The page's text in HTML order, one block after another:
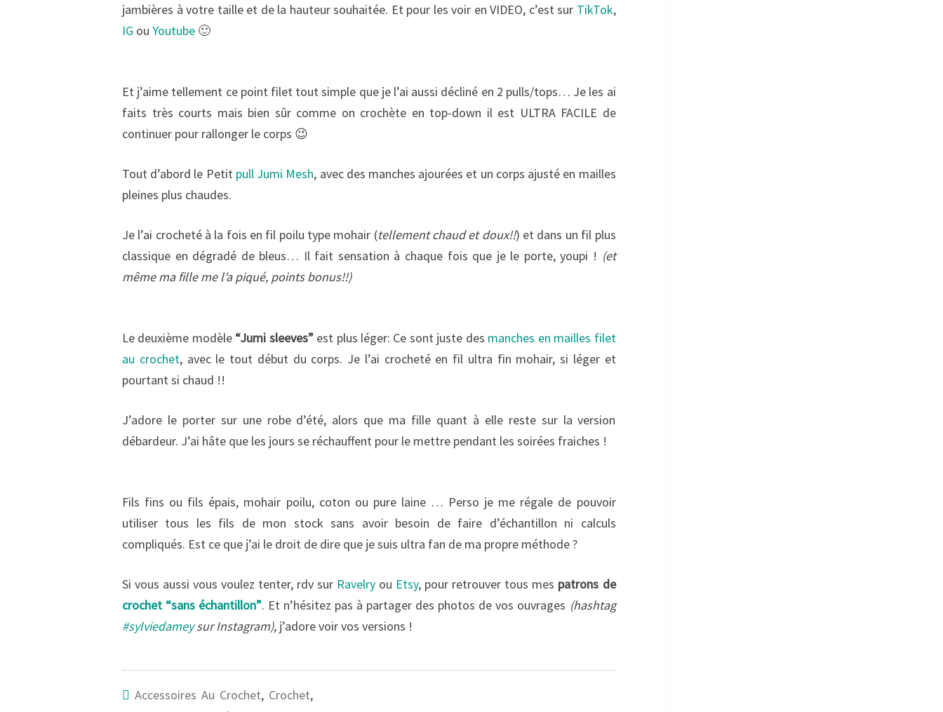
jambières à votre taille et de la hauteur souhaitée. Et pour les voir en VIDEO, c’est sur TikTok,
IG ou Youtube 🙂
Et j’aime tellement ce point filet tout simple que je l’ai aussi décliné en 2 pulls/tops… Je les ai
faits très courts mais bien sûr comme on crochète en top-down il est ULTRA FACILE de
continuer pour rallonger le corps 😉
Tout d’abord le Petitpull Jumi Mesh, avec des manches ajourées et un corps ajusté en mailles
pleines plus chaudes.
Je l’ai crocheté à la fois en fil poilu type mohair (tellement chaud et doux!!) et dans un fil plus
classique en dégradé de bleus… Il fait sensation à chaque fois que je le porte, youpi ! (et
même ma fille me l’a piqué, points bonus!!)
Le deuxième modèle “Jumi sleeves”est plus léger: Ce sont juste des manches en mailles filet
au crochet, avec le tout début du corps. Je l’ai crocheté en fil ultra fin mohair, si léger et
pourtant si chaud !!
J’adore le porter sur une robe d’été, alors que ma fille quant à elle reste sur la version
débardeur. J’ai hâte que les jours se réchauffent pour le mettre pendant les soirées fraiches !
Fils fins ou fils épais, mohair poilu, coton ou pure laine … Perso je me régale de pouvoir
utiliser tous les fils de mon stock sans avoir besoin de faire d’échantillon ni calculs
compliqués. Est ce que j’ai le droit de dire que je suis ultra fan de ma propre méthode ?
Si vous aussi vous voulez tenter, rdv sur Ravelry ou Etsy, pour retrouver tous mes patrons de
crochet “sans échantillon”. Et n’hésitez pas à partager des photos de vos ouvrages (hashtag
#sylviedameysur Instagram), j’adore voir vos versions !
Accessoires Au Crochet, Crochet,